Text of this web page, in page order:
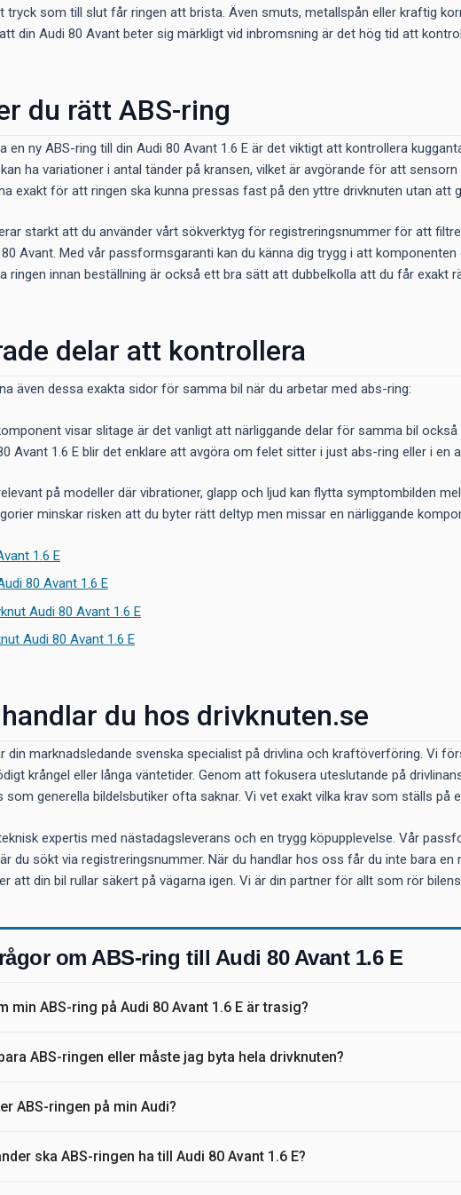
tryck som till slut får ringen att brista. Även smuts, metallspån eller kraftig
din Audi 80 Avant beter sig märkligt vid inbromsning är det hög tid att
du rätt ABS-ring
en ny ABS-ring till din Audi 80 Avant 1.6 E är det viktigt att kontrollera
ha variationer i antal tänder på kransen, vilket är avgörande för att
exakt för att ringen ska kunna pressas fast på den yttre drivknuten utan att
starkt att du använder vårt sökverktyg för registreringsnummer för att
Avant. Med vår passformsgaranti kan du känna dig trygg i att
ringen innan beställning är också ett bra sätt att dubbelkolla att du får exakt
delar att kontrollera
även dessa exakta sidor för samma bil när du arbetar med abs-ring:
visar slitage är det vanligt att närliggande delar för samma bil
Avant 1.6 E blir det enklare att avgöra om felet sitter i just abs-ring eller i en
på modeller där vibrationer, glapp och ljud kan flytta symptombilden
minskar risken att du byter rätt deltyp men missar en närliggande
1.6 E
80 Avant 1.6 E
Audi 80 Avant 1.6 E
Audi 80 Avant 1.6 E
du hos drivknuten.se
din marknadsledande svenska specialist på drivlina och kraftöverföring. Vi
krångel eller långa väntetider. Genom att fokusera uteslutande på
som generella bildelsbutiker ofta saknar. Vi vet exakt vilka krav som ställs
expertis med nästadagsleverans och en trygg köpupplevelse. Vår
du sökt via registreringsnummer. När du handlar hos oss får du inte bara
att din bil rullar säkert på vägarna igen. Vi är din partner för allt som rör
om ABS-ring till Audi 80 Avant 1.6 E
min ABS-ring på Audi 80 Avant 1.6 E är trasig?
ABS-ringen eller måste jag byta hela drivknuten?
ABS-ringen på min Audi?
ska ABS-ringen ha till Audi 80 Avant 1.6 E?